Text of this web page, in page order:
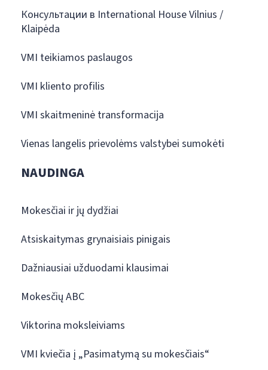
Консультации в International House Vilnius /
Klaipėda
VMI teikiamos paslaugos
VMI kliento profilis
VMI skaitmeninė transformacija
Vienas langelis prievolėms valstybei sumokėti
NAUDINGA
Mokesčiai ir jų dydžiai
Atsiskaitymas grynaisiais pinigais
Dažniausiai užduodami klausimai
Mokesčių ABC
Viktorina moksleiviams
VMI kviečia į „Pasimatymą su mokesčiais“